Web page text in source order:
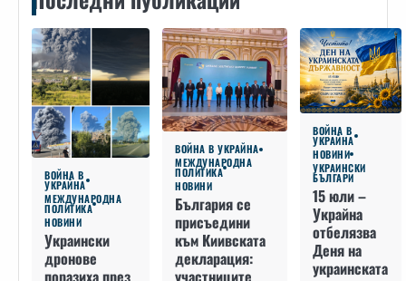
ВОЙНА В
УКРАЙНА
МЕЖДУНАРОДНА
ПОЛИТИКА
НОВИНИ
Украински
дронове
ВОЙНА В УКРАЙНА
МЕЖДУНАРОДНА
ПОЛИТИКА
НОВИНИ
България се
присъедини
към Киивската
декларация:
ВОЙНА В
УКРАЙНА
НОВИНИ
УКРАИНСКИ
БЪЛГАРИ
15 юли –
Украйна
отбелязва
Деня на
украинската